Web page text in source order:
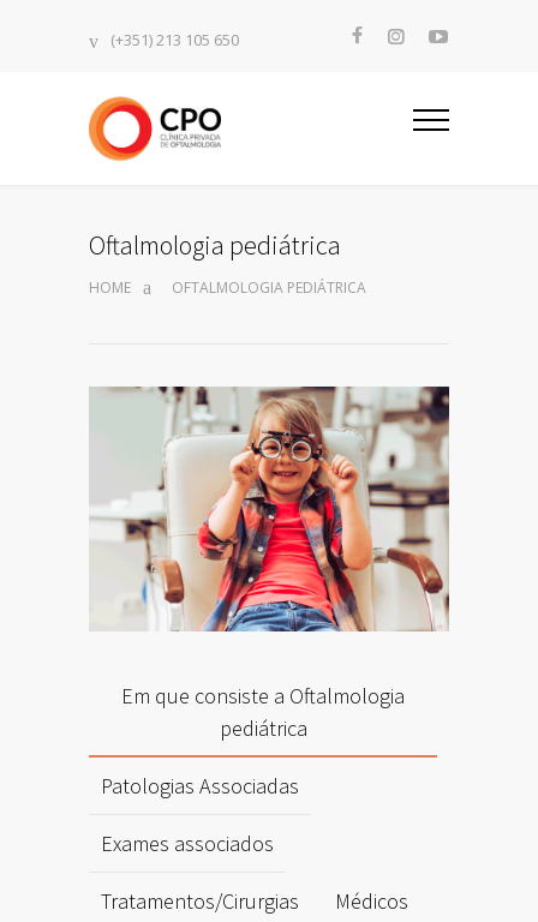
(+351) 213 105 650
Oftalmologia pediátrica
HOME OFTALMOLOGIA PEDIÁTRICA
Em que consiste a Oftalmologia
pediátrica
Patologias Associadas
Exames associados
Tratamentos/Cirurgias Médicos